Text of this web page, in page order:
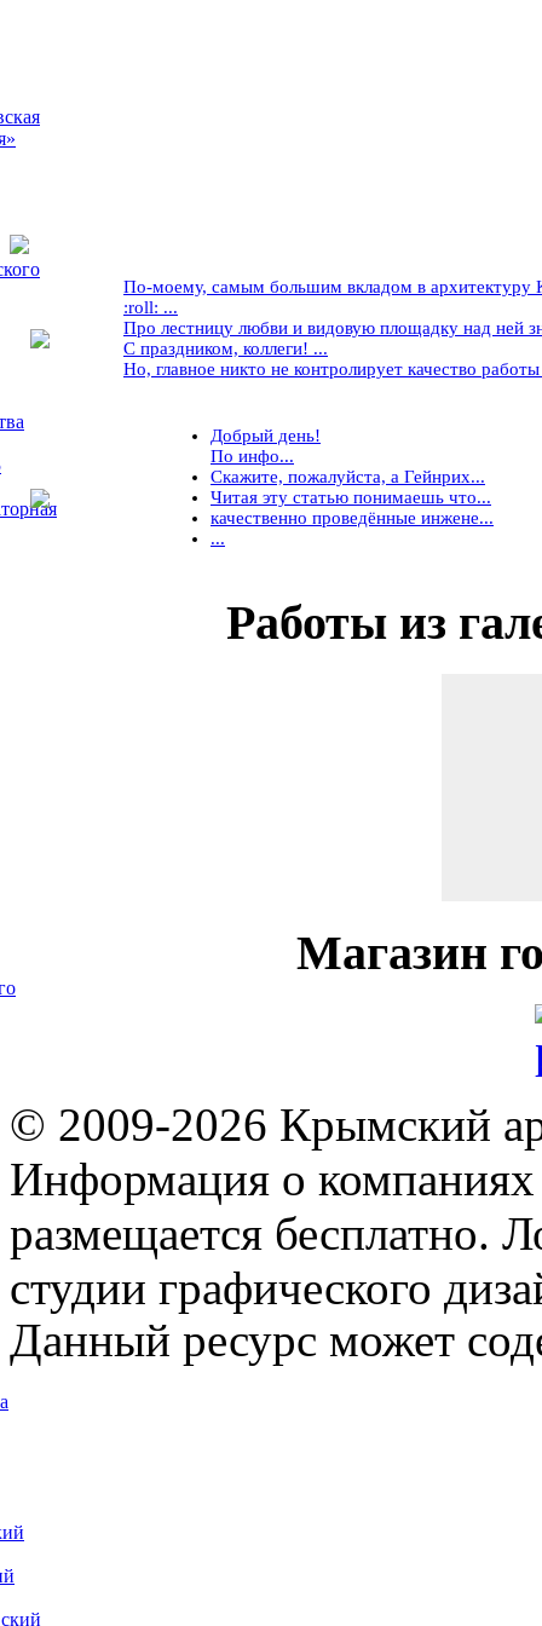
По-моему, самым большим вкладом в архитектуру
:roll: ...
Про лестницу любви и видовую площадку над ней
С праздником, коллеги! ...
Но, главное никто не контролирует качество
Добрый день!
По инфо...
Скажите, пожалуйста, а Гейнрих...
Читая эту статью понимаешь что...
качественно проведённые инжене...
...
Работыиз
Магазин
© 2009-2026 Крымский
Информация о компаниях
размещается бесплатно.
студии графического
Данный ресурс может